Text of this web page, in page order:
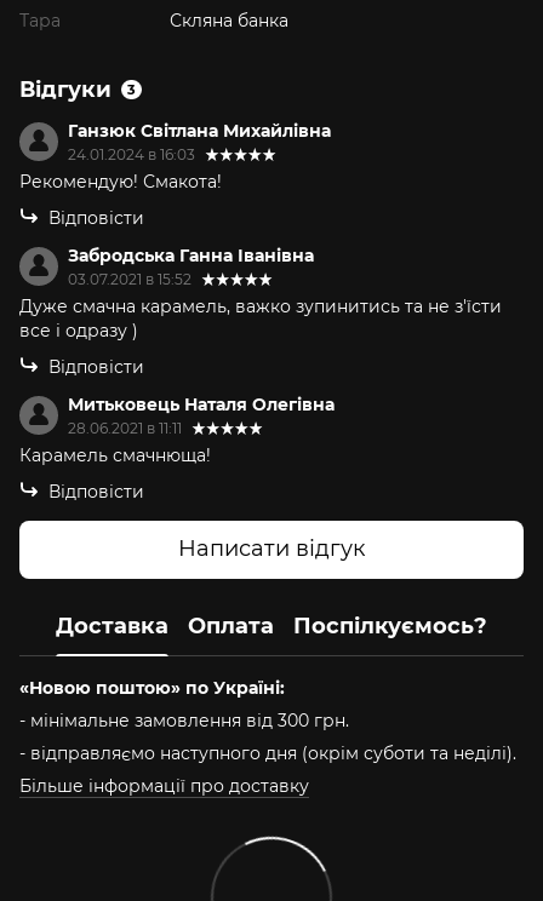
Тара
Скляна банка
Відгуки 3
Ганзюк Світлана Михайлівна
24.01.2024 в 16:03
Рекомендую! Смакота!
Відповісти
Забродська Ганна Іванівна
03.07.2021 в 15:52
Дуже смачна карамель, важко зупинитись та не з'їсти
все і одразу )
Відповісти
Митьковець Наталя Олегівна
28.06.2021 в 11:11
Карамель смачнюща!
Відповісти
Написати відгук
Доставка Оплата Поспілкуємось?
«Новою поштою» по Україні:
- мінімальне замовлення від 300 грн.
- відправляємо наступного дня (окрім суботи та неділі).
Більше інформації про доставку